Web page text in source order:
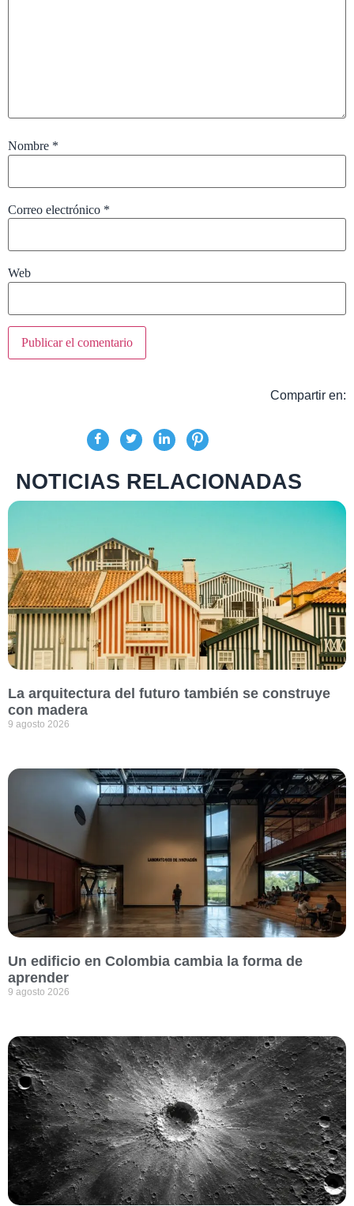
Nombre *
Correo electrónico *
Web
Compartir en:
NOTICIAS RELACIONADAS
La arquitectura del futuro también se construye
con madera
9 agosto 2026
Un edificio en Colombia cambia la forma de
aprender
9 agosto 2026